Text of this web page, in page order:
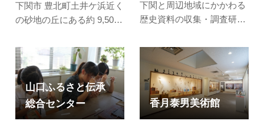
下関市 豊北町土井ケ浜近く
の砂地の丘にある約 9,500
時代前期の終わりごろを中
心として営まれた集団墓地
です。発掘調査で、300体
余りの人骨が発見され、副
葬品とともに弥生式土器そ
の他の遺物も出土しまし
下関と周辺地域にかかわる
歴史資料の収集・調査研究
た長府博物館を継承する博
物館。「海峡に育まれた下
関の歴史と文化」をテーマ
とし、長府毛利家遺品や幕
末維新関係資料を用いた江
戸・幕末維新期の展示を中
山口ふるさと伝承
総合センター
香月泰男美術館